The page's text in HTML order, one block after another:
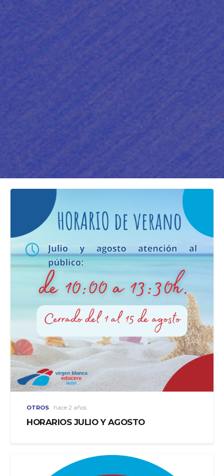
OTROS hace 2 años
HORARIOS JULIO Y AGOSTO